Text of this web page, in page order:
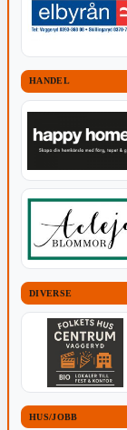
HANDEL
DIVERSE
HUS/JOBB